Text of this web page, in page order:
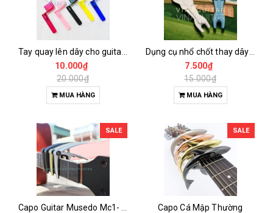
10.000₫
20.000₫
MUA HÀNG
7.500₫
15.000₫
MUA HÀNG
SALE SALE
Capo Cá Mập Thường